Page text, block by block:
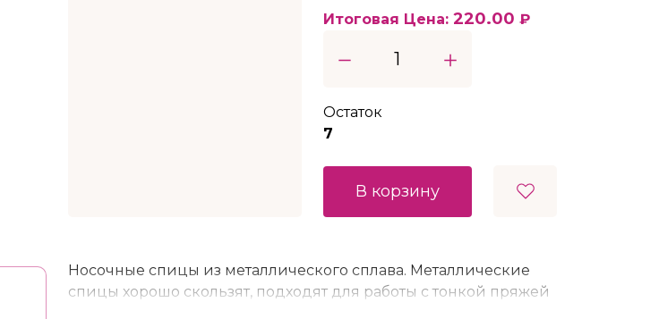
Итоговая Цена: 220.00 ₽
Остаток
7
В корзину
Носочные спицы из металлического сплава. Металлические
спицы хорошо скользят, подходят для работы с тонкой пряжей